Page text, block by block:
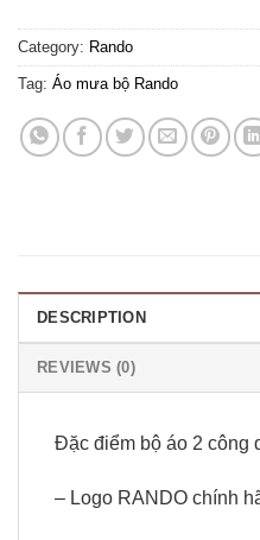
Category: Rando
Tag: Áo mưa bộ Rando
DESCRIPTION
REVIEWS (0)
Đặc điểm bộ áo 2 công
– Logo RANDO chính